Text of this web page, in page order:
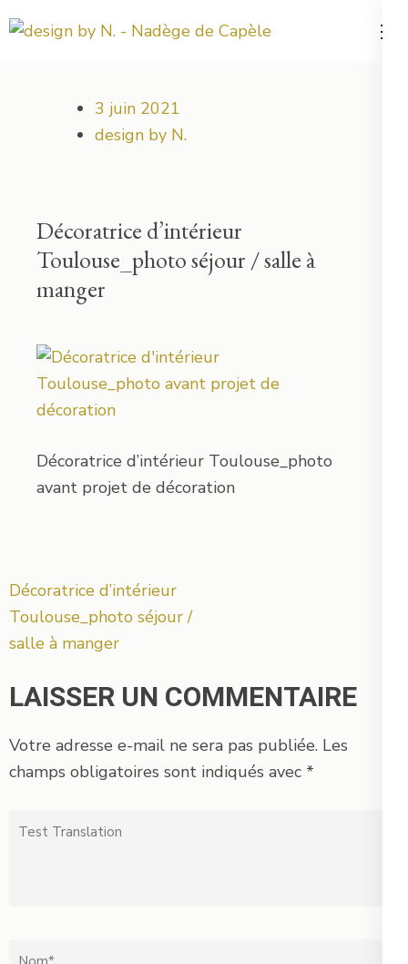
au
3 juin 2021
design by N.
Décoratrice d’intérieur
Toulouse_photo séjour / salle à
manger
Décoratrice d’intérieur Toulouse_photo
avant projet de décoration
Navigation
de
l’article
Décoratrice d’intérieur
Toulouse_photo séjour /
salle à manger
LAISSER UN COMMENTAIRE
Votre adresse e-mail ne sera pas publiée. Les
champs obligatoires sont indiqués avec *
Test
Nom *